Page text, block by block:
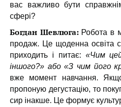
вас важливо бути
сфері?
Богдан Шевлюга:Робота в
продаж. Це щоденна освіта
приходить і питає: «Чим
іншого?» або «З чим його
вже момент навчання.
пропоную дегустацію, то
сир інакше. Це формує